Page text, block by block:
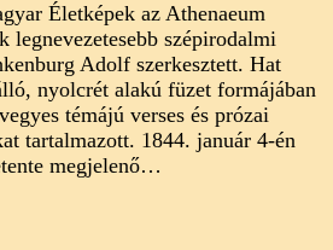
Életképek az Athenaeum
legnevezetesebb szépirodalmi
Adolf szerkesztett. Hat
nyolcrét alakú füzet formájában
témájú verses és prózai
tartalmazott. 1844. január 4-én
megjelenő…